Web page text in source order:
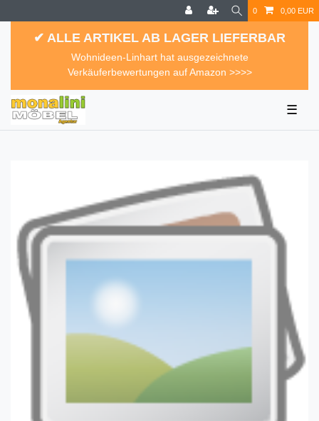
0 0,00 EUR
✔ ALLE ARTIKEL AB LAGER LIEFERBAR
Wohnideen-Linhart hat ausgezeichnete
Verkäuferbewertungen auf Amazon >>>>
☰